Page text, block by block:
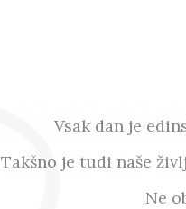
Vsak dan je
Takšno je tudi naše
Ne